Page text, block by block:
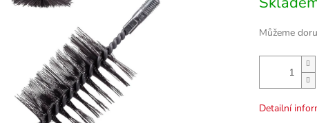
cena:
Můžeme
Detailní